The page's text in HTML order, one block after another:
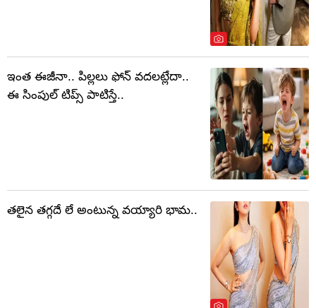
ఇంత ఈజీనా.. పిల్లలు ఫోన్ వదలట్లేదా..
ఈ సింపుల్ టిప్స్ పాటిస్తే..
తలైన తగ్గదే లే అంటున్న వయ్యారి భామ..